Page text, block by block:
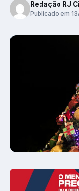
Redação RJ
Publicado em